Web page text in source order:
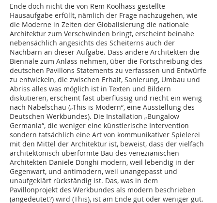
Ende doch nicht die von Rem Koolhass gestellte
Hausaufgabe erfüllt, nämlich der Frage nachzugehen, wie
die Moderne in Zeiten der Globalisierung die nationale
Architektur zum Verschwinden bringt, erscheint beinahe
nebensächlich angesichts des Scheiterns auch der
Nachbarn an dieser Aufgabe. Dass andere Architekten die
Biennale zum Anlass nehmen, über die Fortschreibung des
deutschen Pavillons Statements zu verfasssen und Entwürfe
zu entwickeln, die zwischen Erhalt, Sanierung, Umbau und
Abriss alles was möglich ist in Texten und Bildern
diskutieren, erscheint fast überflüssig und riecht ein wenig
nach Nabelschau („This is Modern“, eine Ausstellung des
Deutschen Werkbundes). Die Installation „Bungalow
Germania“, die weniger eine künstlerische Intervention
sondern tatsächlich eine Art von kommunikativer Spielerei
mit den Mittel der Architektur ist, beweist, dass der vielfach
architektonisch überformte Bau des venezianischen
Architekten Daniele Donghi modern, weil lebendig in der
Gegenwart, und antimodern, weil unangepasst und
unaufgeklärt rückständig ist. Das, was in dem
Pavillonprojekt des Werkbundes als modern beschrieben
(angedeutet?) wird (This), ist am Ende gut oder weniger gut.